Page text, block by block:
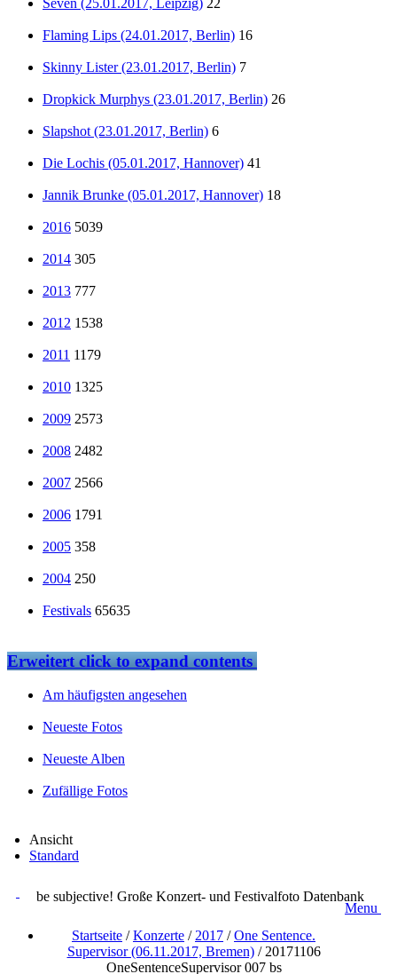
Flaming Lips (24.01.2017, Berlin) 16
Skinny Lister (23.01.2017, Berlin) 7
Dropkick Murphys (23.01.2017, Berlin) 26
Slapshot (23.01.2017, Berlin) 6
Die Lochis (05.01.2017, Hannover) 41
Jannik Brunke (05.01.2017, Hannover) 18
2016 5039
2014 305
2013 777
2012 1538
2011 1179
2010 1325
2009 2573
2008 2482
2007 2566
2006 1791
2005 358
2004 250
Festivals 65635
Erweitertclick to expand contents
Am häufigsten angesehen
Neueste Fotos
Neueste Alben
Zufällige Fotos
Ansicht
Standard
be subjective! Große Konzert- und Festivalfoto Datenbank
Menu
Startseite /Konzerte / 2017 /One Sentence.
Supervisor (06.11.2017, Bremen)/ 20171106
OneSentenceSupervisor 007 bs